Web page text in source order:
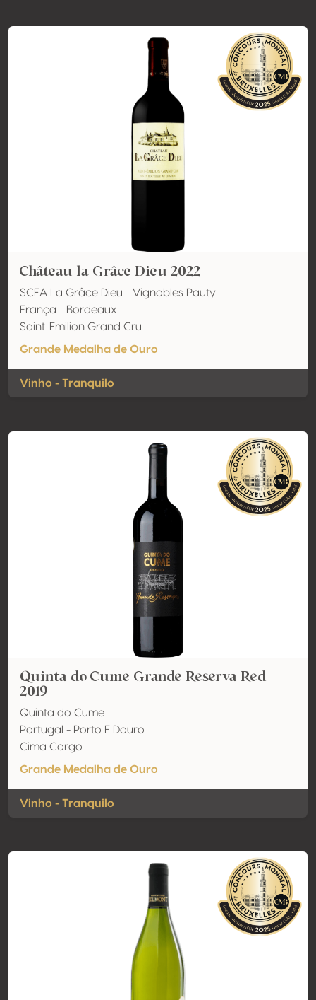
Château la Grâce Dieu 2022
SCEA La Grâce Dieu - Vignobles Pauty
França - Bordeaux
Saint-Emilion Grand Cru
Grande Medalha de Ouro
Vinho - Tranquilo
Quinta do Cume Grande Reserva Red
2019
Quinta do Cume
Portugal - Porto E Douro
Cima Corgo
Grande Medalha de Ouro
Vinho - Tranquilo